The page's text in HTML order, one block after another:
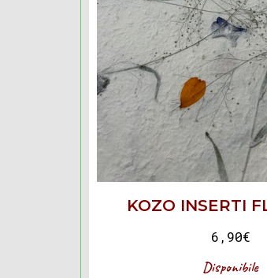
KOZO INSERTI
6,90€
Disponibile